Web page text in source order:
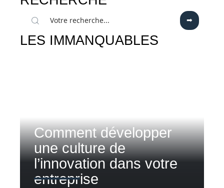
LES IMMANQUABLES
Comment développer
une culture de
l’innovation dans votre
entreprise